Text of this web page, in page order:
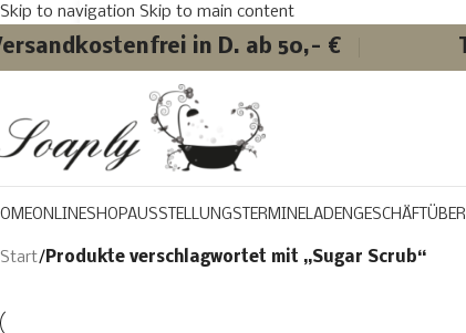
Skip to navigation Skip to main content
in D. ab 50,- €
ONLINESHOPAUSSTELLUNGSTERMINELADENGESCHÄFT
Start/Produkte verschlagwortet mit „Sugar Scrub“